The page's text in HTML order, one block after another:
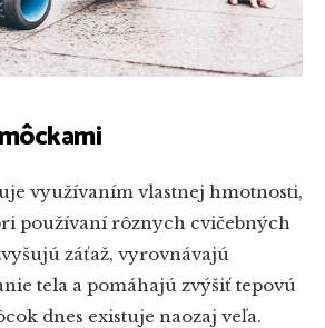
využívaním vlastnej hmotnosti,
používaní rôznych cvičebných
záťaž, vyrovnávajú
tela a pomáhajú zvýšiť tepovú
dnes existuje naozaj veľa.